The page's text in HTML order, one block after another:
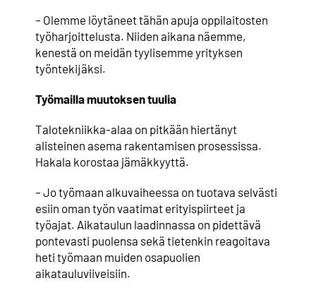
– Olemme löytäneet tähän apuja oppilaitosten
työharjoittelusta. Niiden aikana näemme,
kenestä on meidän tyylisemme yrityksen
työntekijäksi.
Työmailla muutoksen tuulia
Talotekniikka-alaa on pitkään hiertänyt
alisteinen asema rakentamisen prosessissa.
Hakala korostaa jämäkkyyttä.
– Jo työmaan alkuvaiheessa on tuotava selvästi
esiin oman työn vaatimat erityispiirteet ja
työajat. Aikataulun laadinnassa on pidettävä
pontevasti puolensa sekä tietenkin reagoitava
heti työmaan muiden osapuolien
aikatauluviiveisiin.